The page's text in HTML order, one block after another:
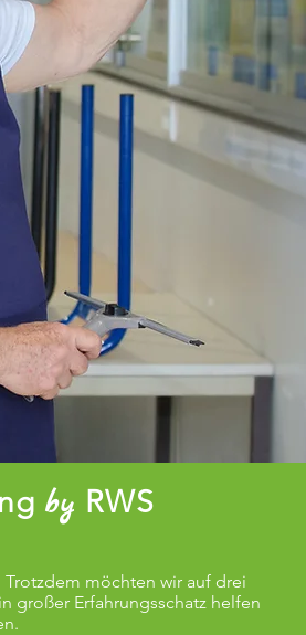
by RWS
möchten wir auf drei
großer Erfahrungsschatz helfen